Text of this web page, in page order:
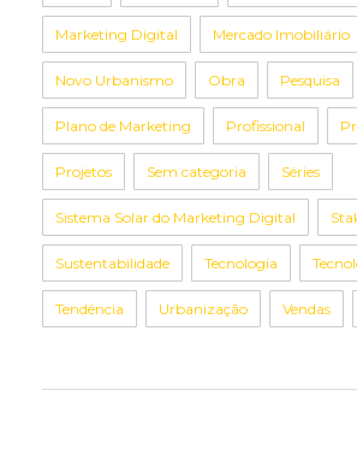
Marketing Digital Mercado Imobiliário
Novo Urbanismo Obra Pesquisa
Plano de Marketing Profissional
Projetos Sem categoria Séries
Sistema Solar do Marketing Digital
Sustentabilidade Tecnologia
Tendência Urbanização Vendas